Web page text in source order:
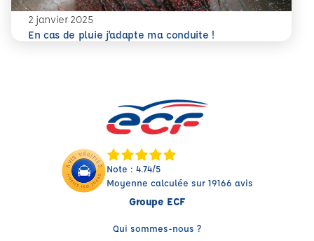
2 janvier 2025
En cas de pluie j'adapte ma conduite !
En savoir plus
Note : 4.74/5
Moyenne calculée sur 19166 avis
Groupe ECF
Qui sommes-nous ?